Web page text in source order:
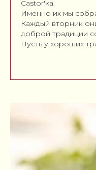
Castor'ka.
Именно их мы
Каждый вторник
доброй традиции
Пусть у хороших